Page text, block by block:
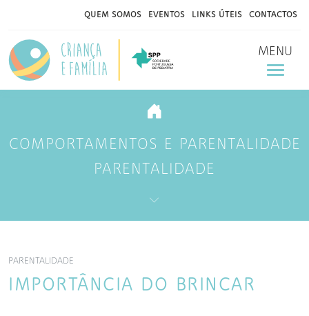
QUEM SOMOS EVENTOS LINKS ÚTEIS CONTACTOS
MENU
COMPORTAMENTOS E PARENTALIDADE
PARENTALIDADE
PARENTALIDADE
IMPORTÂNCIA DO BRINCAR